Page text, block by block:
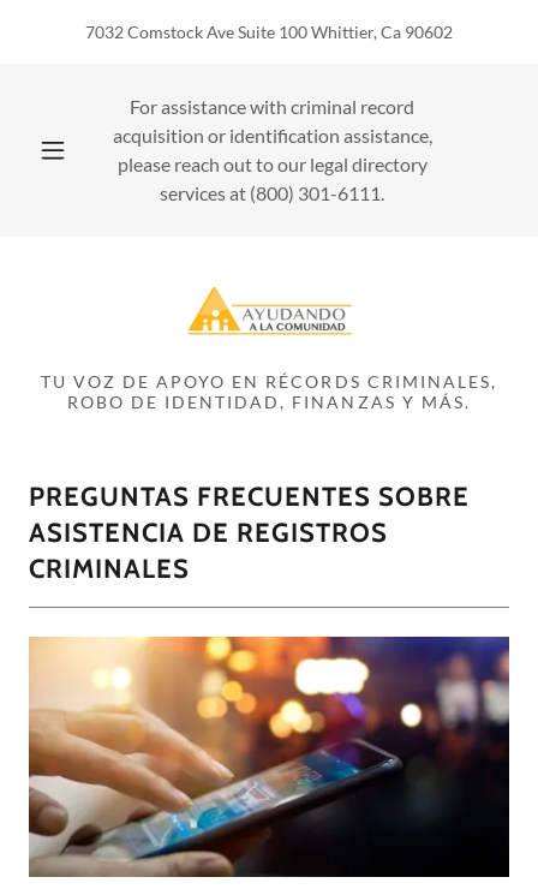
7032 Comstock Ave Suite 100 Whittier, Ca 90602
For assistance with criminal record
acquisition or identification assistance,
please reach out to our legal directory
services at (800) 301-6111.
TU VOZ DE APOYO EN RÉCORDS CRIMINALES,
ROBO DE IDENTIDAD, FINANZAS Y MÁS.
PREGUNTAS FRECUENTES SOBRE
ASISTENCIA DE REGISTROS
CRIMINALES